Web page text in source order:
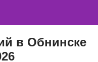
в Обнинске